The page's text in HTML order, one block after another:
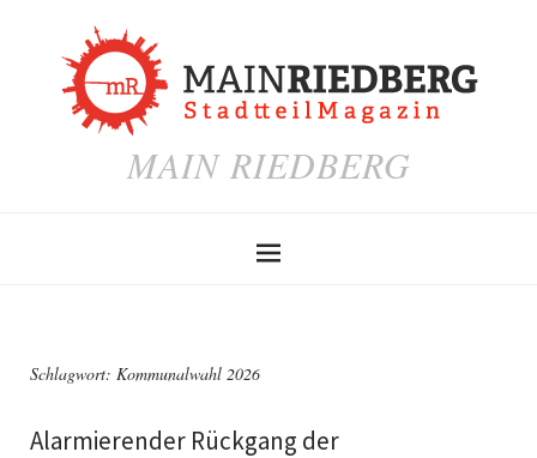
MAIN RIEDBERG
Schlagwort: Kommunalwahl 2026
Alarmierender Rückgang der